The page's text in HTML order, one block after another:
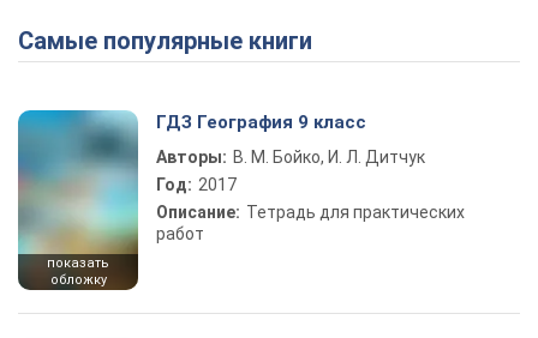
Play Video
Самые популярные книги
показать
обложку
ГДЗ География 9 класс
Авторы: В. М. Бойко, И. Л. Дитчук
Год: 2017
Описание: Тетрадь для практических
работ